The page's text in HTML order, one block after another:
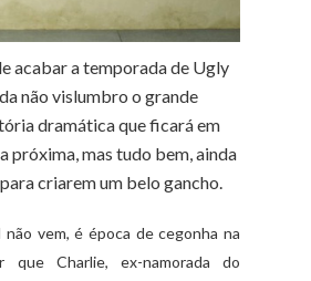
acabar a temporada de Ugly
não vislumbro o grande
dramática que ficará em
próxima, mas tudo bem, ainda
criarem um belo gancho.
vem, é época de cegonha na
que Charlie, ex-namorada do